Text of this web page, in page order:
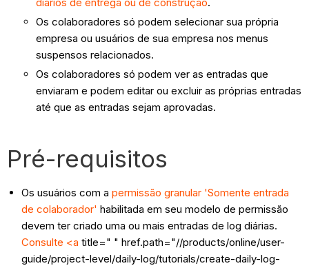
Os colaboradores só podem selecionar sua própria
empresa ou usuários de sua empresa nos menus
suspensos relacionados.
Os colaboradores só podem ver as entradas que
enviaram e podem editar ou excluir as próprias entradas
até que as entradas sejam aprovadas.
Pré-requisitos
Os usuários com apermissão granular 'Somente entrada
de colaborador' habilitada em seu modelo de permissão
devem ter criado uma ou mais entradas de log diárias.
Consulte <a title=" " href.path="//products/online/user-
guide/project-level/daily-log/tutorials/create-daily-log-